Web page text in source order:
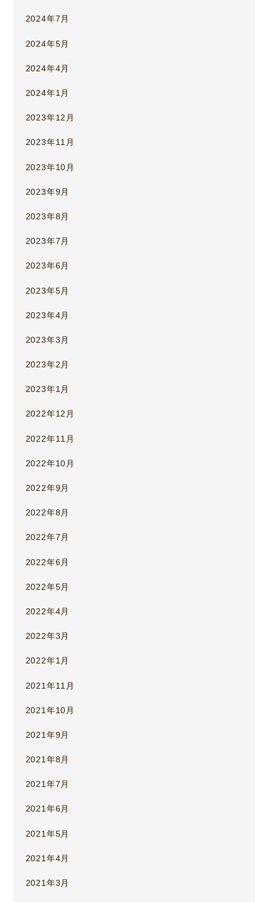
2024年7月
2024年5月
2024年4月
2024年1月
2023年12月
2023年11月
2023年10月
2023年9月
2023年8月
2023年7月
2023年6月
2023年5月
2023年4月
2023年3月
2023年2月
2023年1月
2022年12月
2022年11月
2022年10月
2022年9月
2022年8月
2022年7月
2022年6月
2022年5月
2022年4月
2022年3月
2022年1月
2021年11月
2021年10月
2021年9月
2021年8月
2021年7月
2021年6月
2021年5月
2021年4月
2021年3月